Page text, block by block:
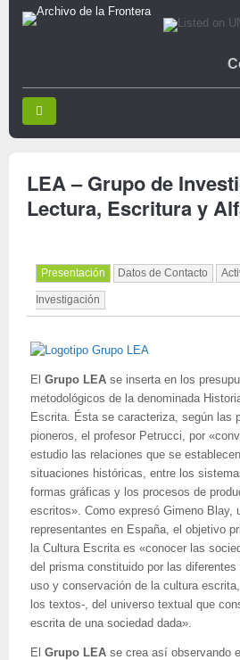
LEA – Grupo de
Lectura, Escritura y
Presentación Datos de Contacto
Investigación
El Grupo LEA se inserta en los
metodológicos de la denominada
Escrita. Ésta se caracteriza, según las
pioneros, el profesor Petrucci, por
estudio las relaciones que se
situaciones históricas, entre los
formas gráficas y los procesos de
escritos». Como expresó Gimeno Blay,
representantes en España, el objetivo
la Cultura Escrita es «conocer las
del prisma constituido por las diferentes
uso y conservación de la cultura
los textos-, del universo textual que
escrita de una sociedad dada».
El Grupo LEA se crea así observando